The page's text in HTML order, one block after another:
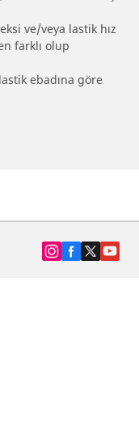
ve/veya lastik hız
farklı olup
ebadına göre